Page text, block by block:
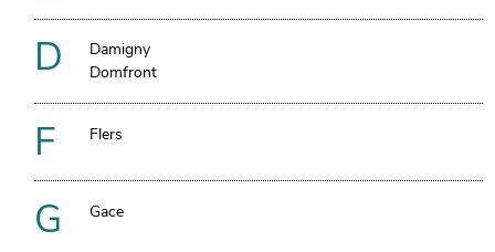
D
Damigny
Domfront
F Flers
G Gace